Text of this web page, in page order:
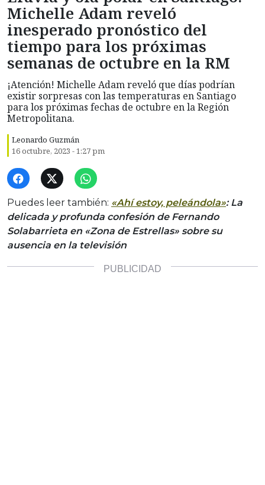
Michelle Adam reveló
inesperado pronóstico del
tiempo para los próximas
semanas de octubre en la RM
¡Atención! Michelle Adam reveló que días podrían
existir sorpresas con las temperaturas en Santiago
para los próximas fechas de octubre en la Región
Metropolitana.
Leonardo Guzmán
16 octubre, 2023 - 1:27 pm
Puedes leer también: «Ahí estoy, peleándola»: La
delicada y profunda confesión de Fernando
Solabarrieta en «Zona de Estrellas» sobre su
ausencia en la televisión